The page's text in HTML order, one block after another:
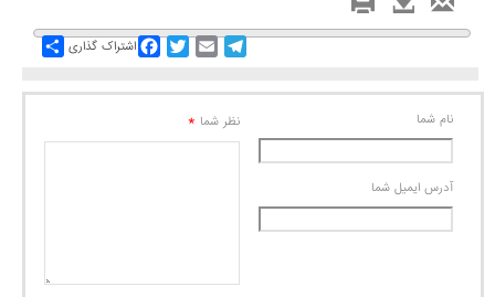
Share اشتراک گذاری
FacebookTwitterEmail
Telegram
نام شما
آدرس ايميل شما
نظر شما *